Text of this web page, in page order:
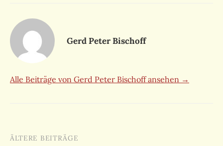
Gerd Peter Bischoff
Alle Beiträge von Gerd Peter Bischoff ansehen →
Beitragsnavigation
ÄLTERE BEITRÄGE